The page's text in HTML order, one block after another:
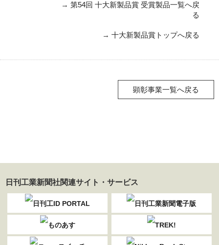
→ 第54回 十大新製品賞 受賞製品一覧へ戻
る
→ 十大新製品賞トップへ戻る
顕彰事業一覧へ戻る
日刊工業新聞社関連サイト・サービス